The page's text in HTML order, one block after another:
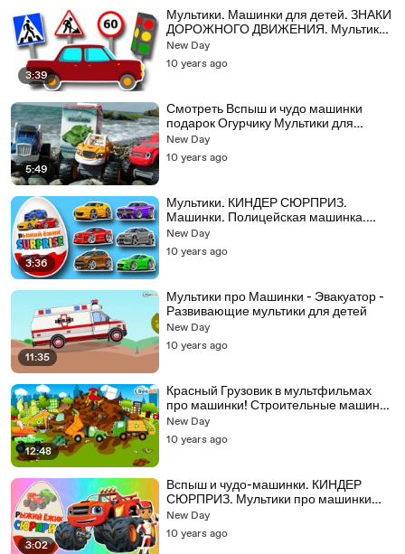
3:39
Мультики. Машинки для детей. ЗНАКИ
ДОРОЖНОГО ДВИЖЕНИЯ. Мультик
про машинки
New Day
10 years ago
5:49
Смотреть Вспыш и чудо машинки
подарок Огурчику Мультики для
мальчиков
New Day
10 years ago
3:36
Мультики. КИНДЕР СЮРПРИЗ.
Машинки. Полицейская машинка.
Пожарная машинка. Монстр трак
New Day
10 years ago
11:35
Мультики про Машинки - Эвакуатор -
Развивающие мультики для детей
New Day
10 years ago
12:48
Красный Грузовик в мультфильмах
про машинки! Строительные машинки
для детей
New Day
10 years ago
3:02
Вспыш и чудо-машинки. КИНДЕР
СЮРПРИЗ. Мультики про машинки
для детей
New Day
10 years ago